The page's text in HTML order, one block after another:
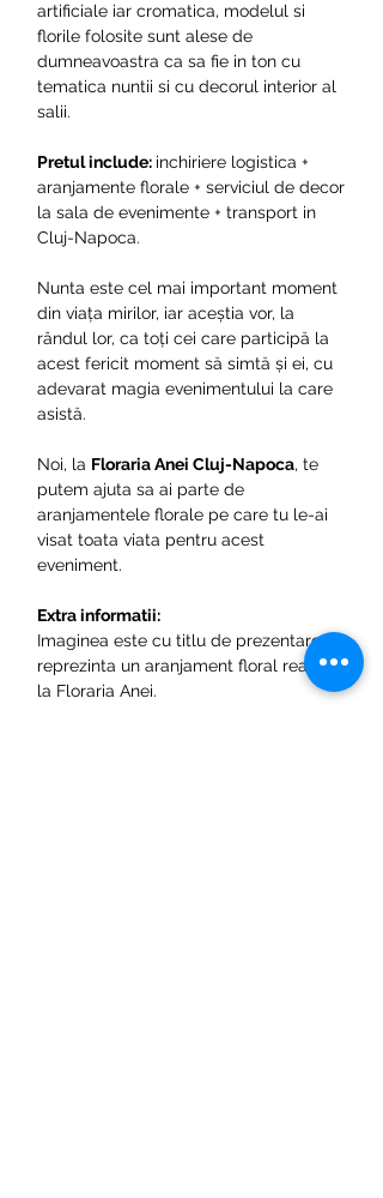
artificiale iar cromatica, modelul si
florile folosite sunt alese de
dumneavoastra ca sa fie in ton cu
tematica nuntii si cu decorul interior al
salii.
Pretul include: inchiriere logistica +
aranjamente florale + serviciul de decor
la sala de evenimente + transport in
Cluj-Napoca.
Nunta este cel mai important moment
din viața mirilor, iar aceștia vor, la
rândul lor, ca toți cei care participă la
acest fericit moment să simtă și ei, cu
adevarat magia evenimentului la care
asistă.
Noi, la Floraria Anei Cluj-Napoca, te
putem ajuta sa ai parte de
aranjamentele florale pe care tu le-ai
visat toata viata pentru acest
eveniment.
Extra informatii:
Imaginea este cu titlu de prezentare si
reprezinta un aranjament floral realizat
la Floraria Anei.